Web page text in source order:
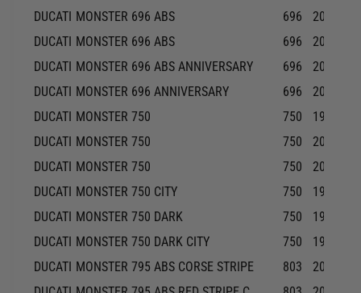
DUCATI MONSTER 696 ABS 696
2010-
DUCATI MONSTER 696 ABS 696
2013-
DUCATI MONSTER 696 ABS ANNIVERSARY 696
2013-
DUCATI MONSTER 696 ANNIVERSARY 696
2013-
DUCATI MONSTER 750 750
1999-
DUCATI MONSTER 750 750
2001-
DUCATI MONSTER 750 750
2002-
DUCATI MONSTER 750 CITY 750
1999-
DUCATI MONSTER 750 DARK 750
1999-
DUCATI MONSTER 750 DARK CITY 750
1999-
DUCATI MONSTER 795 ABS CORSE STRIPE 803
2014-